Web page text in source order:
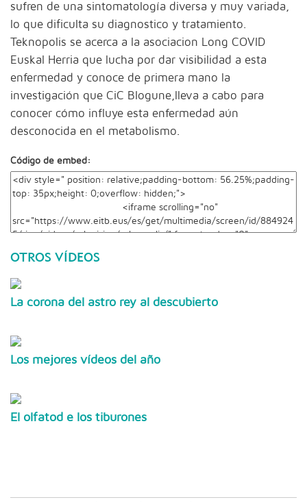
sufren de una sintomatología diversa y muy variada,
lo que dificulta su diagnostico y tratamiento.
Teknopolis se acerca a la asociacion Long COVID
Euskal Herria que lucha por dar visibilidad a esta
enfermedad y conoce de primera mano la
investigación que CiC BIogune,lleva a cabo para
conocer cómo influye esta enfermedad aún
desconocida en el metabolismo.
Código de embed:
OTROS VÍDEOS
La corona del astro rey al descubierto
Los mejores vídeos del año
El olfatod e los tiburones